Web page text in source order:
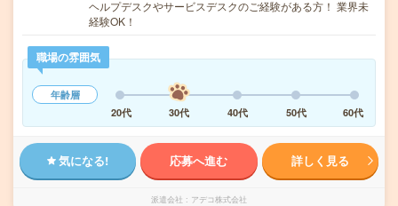
ヘルプデスクやサービスデスクのご経験がある方！ 業界未
経験OK！
職場の雰囲気
年齢層
20代
30代 40代 50代 60代
気になる! 応募へ進む 詳しく見る
派遣会社 アデコ株式会社